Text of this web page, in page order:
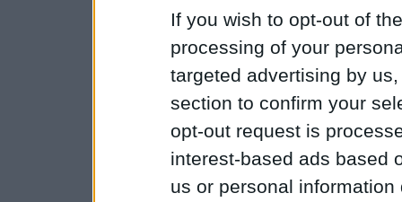
If you wish to opt-out of
processing of your
targeted advertising by
section to confirm your
opt-out request is
interest-based ads based
us or personal